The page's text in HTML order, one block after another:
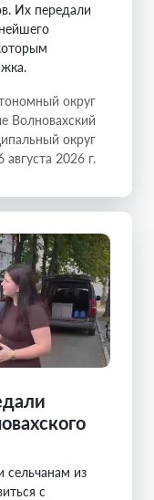
Их передали
округ
Волновахский
округ
августа 2026 г.
сельчанам из
с